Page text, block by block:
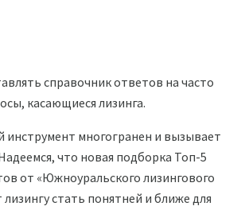
справочник ответов на часто
касающиеся лизинга.
многогранен и вызывает
что новая подборка Топ-5
от «Южноуральского лизингового
стать понятней и ближе для